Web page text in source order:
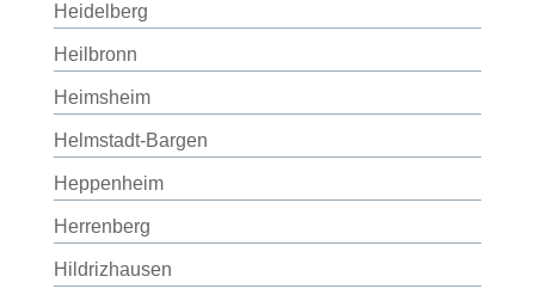
Heidelberg
Heilbronn
Heimsheim
Helmstadt-Bargen
Heppenheim
Herrenberg
Hildrizhausen